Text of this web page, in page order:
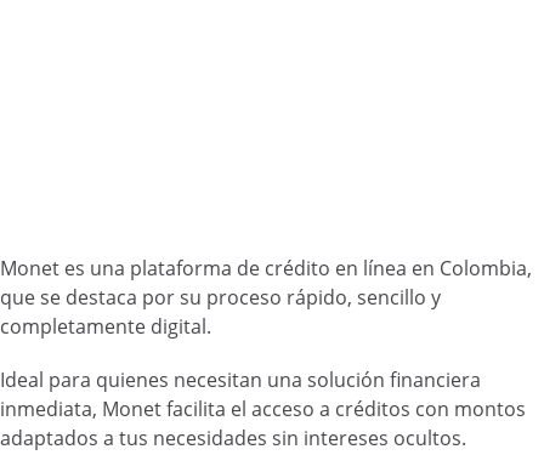
Monet es una plataforma de crédito en línea en Colombia,
que se destaca por su proceso rápido, sencillo y
completamente digital.
Ideal para quienes necesitan una solución financiera
inmediata, Monet facilita el acceso a créditos con montos
adaptados a tus necesidades sin intereses ocultos.